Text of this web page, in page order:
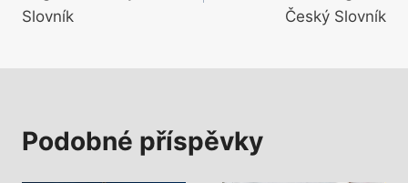
příspěvek
Slovník
Český Slovník
Podobné příspěvky